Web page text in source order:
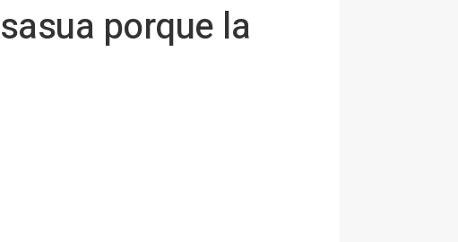
porque la